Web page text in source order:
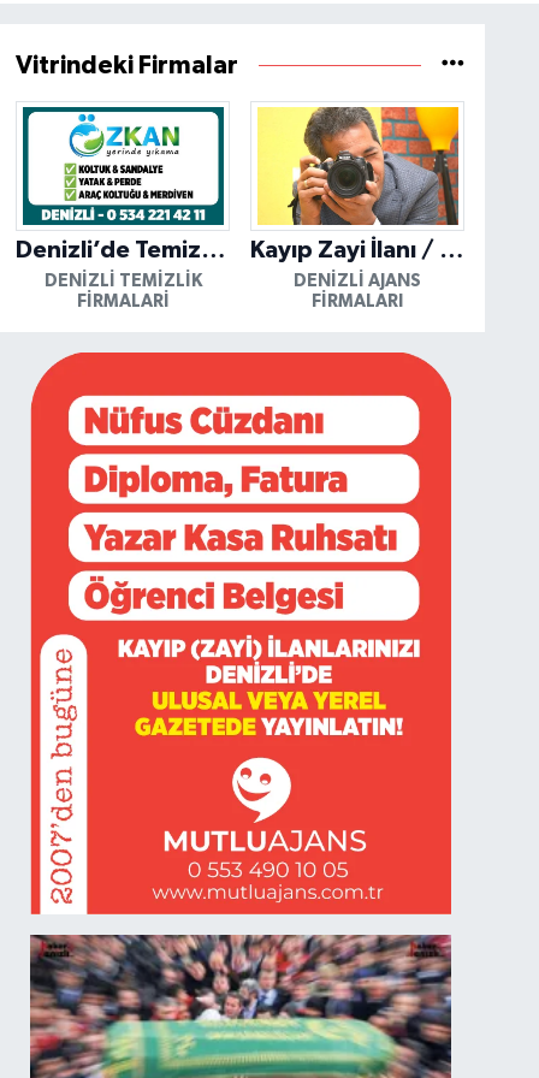
Vitrindeki Firmalar
Denizli’de Temizliğin Güvenilir Adresi: Özkan Yerinde Yıkama
DENIZLI TEMIZLIK
FIRMALARI
Kayıp Zayi İlanı / Mutlu Ajans / Denizli
DENIZLI AJANS
FIRMALARI